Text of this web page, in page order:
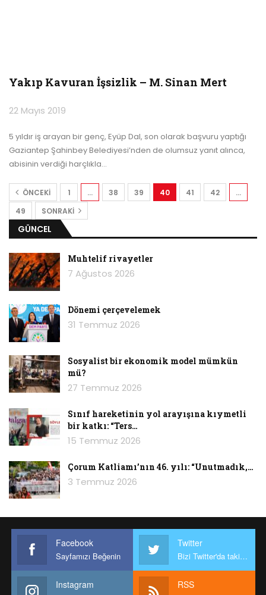
Yakıp Kavuran İşsizlik – M. Sinan Mert
22 Mayıs 2019
5 yıldır iş arayan bir genç, Eyüp Dal, son olarak başvuru yaptığı
Gaziantep Şahinbey Belediyesi’nden de olumsuz yanıt alınca,
abisinin verdiği harçlıkla…
ÖNCEKI 1 … 38 39 40 41 42
…
49
SONRAKI
GÜNCEL
Muhtelif rivayetler
7 Ağustos 2026
Dönemi çerçevelemek
31 Temmuz 2026
Sosyalist bir ekonomik model mümkün
mü?
27 Temmuz 2026
Sınıf hareketinin yol arayışına kıymetli
bir katkı: “Ters…
15 Temmuz 2026
Çorum Katliamı’nın 46. yılı: “Unutmadık,…
3 Temmuz 2026
Facebook
Sayfamızı Beğenin
Twitter
Bizi Twitter'da takip edin
Instagram RSS